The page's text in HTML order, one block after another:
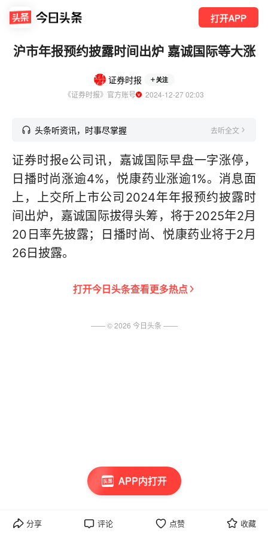
打开APP
APP内打开
沪市年报预约披露时间出炉 嘉诚国际等大涨
证券时报 关注
《证券时报》官方账号
  2024-12-27 02:03
头条听资讯，时事尽掌握 去听全文
证券时报e公司讯，嘉诚国际早盘一字涨停，
日播时尚涨逾4%，悦康药业涨逾1%。消息面
上，上交所上市公司2024年年报预约披露时
间出炉，嘉诚国际拔得头筹，将于2025年2月
20日率先披露；日播时尚、悦康药业将于2月
26日披露。
打开今日头条查看更多热点
分享 评论 点赞 收藏
—— ©2026 今日头条 ——